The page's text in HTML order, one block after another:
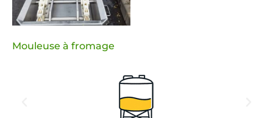
Mouleuse à fromage